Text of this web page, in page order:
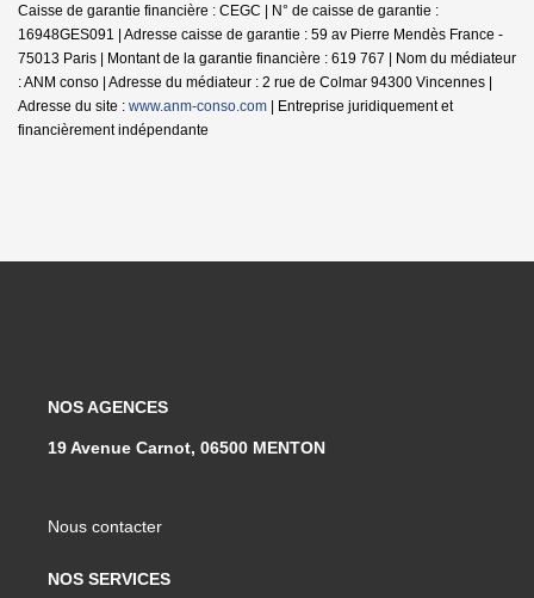
Caisse de garantie financière : CEGC | N° de caisse de garantie :
16948GES091 | Adresse caisse de garantie : 59 av Pierre Mendès France -
75013 Paris | Montant de la garantie financière : 619 767 | Nom du médiateur
: ANM conso | Adresse du médiateur : 2 rue de Colmar 94300 Vincennes |
Adresse du site : www.anm-conso.com | Entreprise juridiquement et
financièrement indépendante
NOS AGENCES
19 Avenue Carnot, 06500 MENTON
Nous contacter
NOS SERVICES